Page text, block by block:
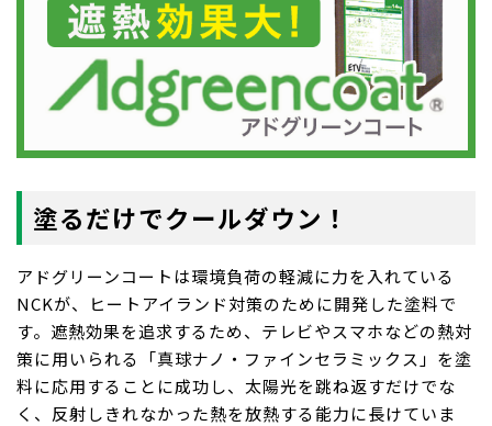
塗るだけでクールダウン！
アドグリーンコートは環境負荷の軽減に力を入れている
NCKが、ヒートアイランド対策のために開発した塗料で
す。遮熱効果を追求するため、テレビやスマホなどの熱対
策に用いられる「真球ナノ・ファインセラミックス」を塗
料に応用することに成功し、太陽光を跳ね返すだけでな
く、反射しきれなかった熱を放熱する能力に長けていま